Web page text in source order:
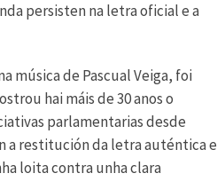
persisten na letra oficial e a
música de Pascual Veiga, foi
hai máis de 30 anos o
parlamentarias desde
a restitución da letra auténtica e
loita contra unha clara